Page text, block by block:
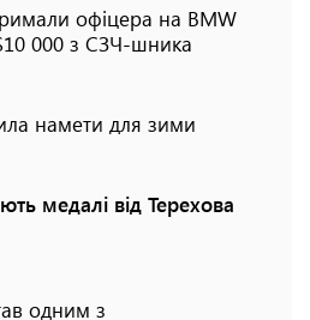
офіцера на BMW
000 з СЗЧ-шника
намети для зими
медалі від Терехова
одним з